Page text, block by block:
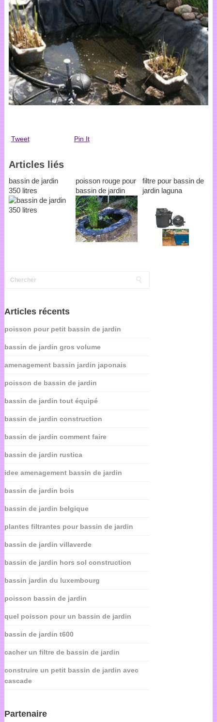
Tweet Pin It
Articles liés
bassin de jardin
350 litres
poisson rouge pour
bassin de jardin
filtre pour bassin de
jardin laguna
Articles récents
poisson pour petit bassin de jardin
bassin de jardin gros volume
amenagement bassin jardin japonais
poisson de bassin de jardin
bassin de jardin tout équipé
bassin de jardin construction
bassin de jardin comment faire
bassin de jardin rustica
idee amenagement bassin de jardin
bassin de jardin bois
bassin de jardin belgique
plantes filtrantes pour bassin de jardin
bassin de jardin villaverde
bassin de jardin hors sol construction
bassin jardin du luxembourg
poisson bassin de jardin
quel poisson pour un bassin de jardin
bassin de jardin t600
cacher un filtre de bassin de jardin
construire un petit bassin de jardin avec
cascade
Partenaire